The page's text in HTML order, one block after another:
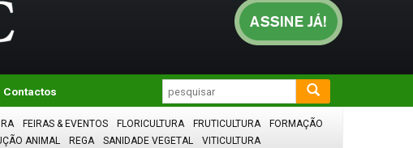
Contactos
FEIRAS & EVENTOS FLORICULTURA FRUTICULTURA
FORMAÇÃO
ANIMAL REGA SANIDADE VEGETAL VITICULTURA